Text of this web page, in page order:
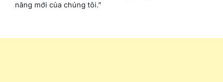
năng mới của chúng tôi.”